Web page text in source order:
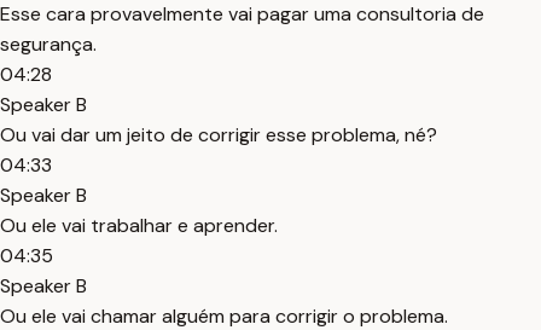
Esse cara provavelmente vai pagar uma consultoria de
segurança.
04:28
Speaker B
Ou vai dar um jeito de corrigir esse problema, né?
04:33
Speaker B
Ou ele vai trabalhar e aprender.
04:35
Speaker B
Ou ele vai chamar alguém para corrigir o problema.